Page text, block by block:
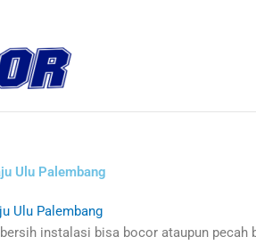
Ulu Palembang
Ulu Palembang
instalasi bisa bocor ataupun